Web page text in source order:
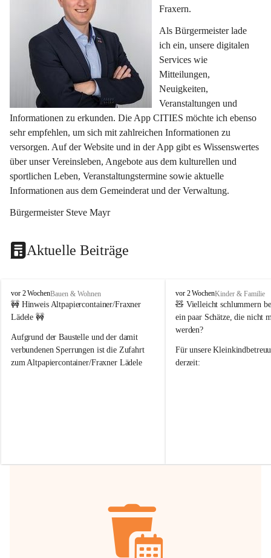
Fraxern.
Als Bürgermeister lade
ich ein, unsere digitalen
Services wie
Mitteilungen,
Neuigkeiten,
Veranstaltungen und
Informationen zu erkunden. Die App CITIES möchte ich ebenso
sehr empfehlen, um sich mit zahlreichen Informationen zu
versorgen. Auf der Website und in der App gibt es Wissenswertes
über unser Vereinsleben, Angebote aus dem kulturellen und
sportlichen Leben, Veranstaltungstermine sowie aktuelle
Informationen aus dem Gemeinderat und der Verwaltung.
Bürgermeister Steve Mayr
Aktuelle Beiträge
F
r
a
e
r
n
vor 2 WochenBauen & Wohnen
🚧 Hinweis Altpapiercontainer/Fraxner
Lädele 🚧
Aufgrund der Baustelle und der damit
verbundenen Sperrungen ist die Zufahrt
zum Altpapiercontainer/Fraxner Lädele
Hilfsbereitschaft!
F
r
a
x
r
n
vor 2 WochenKinder & Familie
🧸 Vielleicht schlummern
ein paar Schätze, die nicht
werden?
Für unsere
derzeit: